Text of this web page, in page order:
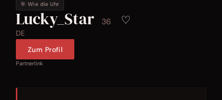
🎯 Wie die Uhr
Lucky_Star 36 ♡
DE
Zum Profil
Partnerlink